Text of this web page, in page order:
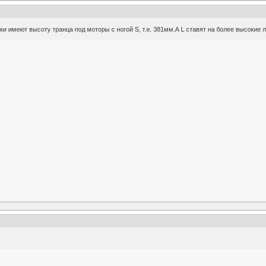
имеют высоту транца под моторы с ногой S, т.е. 381мм.А L ставят на более высокие